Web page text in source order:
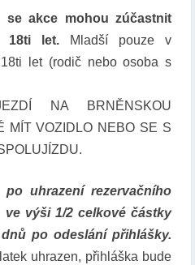
se akce mohou zúčastnit
18ti let. Mladší pouze v
let (rodič nebo osoba s
NA BRNĚNSKOU
MÍT VOZIDLO NEBO SE S
po uhrazení rezervačního
výši 1/2 celkové částky
po odeslání přihlášky.
uhrazen, přihláška bude